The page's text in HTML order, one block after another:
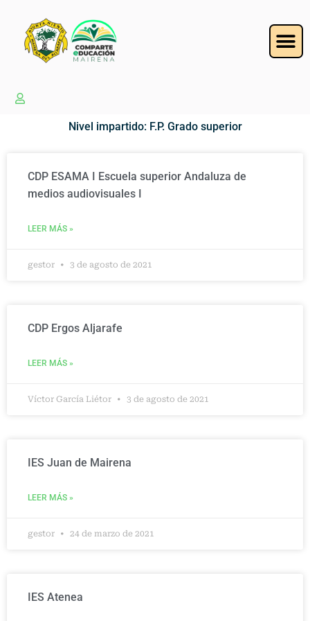
Nivel impartido: F.P. Grado superior
CDP ESAMA I Escuela superior Andaluza de
medios audiovisuales I
LEER MÁS »
gestor 3 de agosto de 2021
CDP Ergos Aljarafe
LEER MÁS »
Víctor García Liétor 3 de agosto de 2021
IES Juan de Mairena
LEER MÁS »
gestor 24 de marzo de 2021
IES Atenea